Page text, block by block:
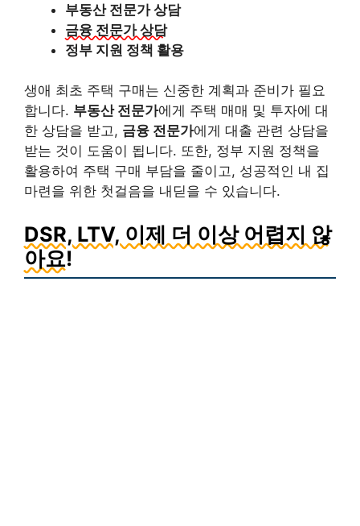
부동산 전문가 상담
금융 전문가 상담
정부 지원 정책 활용
생애 최초 주택 구매는 신중한 계획과 준비가 필요
합니다. 부동산 전문가에게 주택 매매 및 투자에 대
한 상담을 받고, 금융 전문가에게 대출 관련 상담을
받는 것이 도움이 됩니다. 또한, 정부 지원 정책을
활용하여 주택 구매 부담을 줄이고, 성공적인 내 집
마련을 위한 첫걸음을 내딛을 수 있습니다.
DSR, LTV, 이제 더 이상 어렵지 않
아요!